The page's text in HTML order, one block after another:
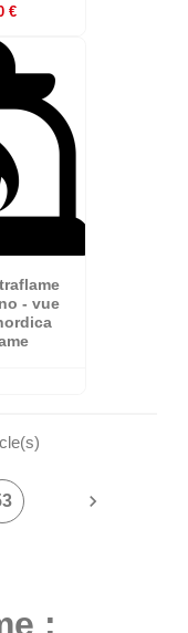
€
- vue

: